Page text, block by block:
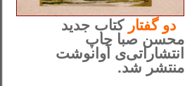
دوگفتار کتاب جدید
محسن صبا چاپ
انتشاراتی‌ی آوانوشت
منتشر شد.